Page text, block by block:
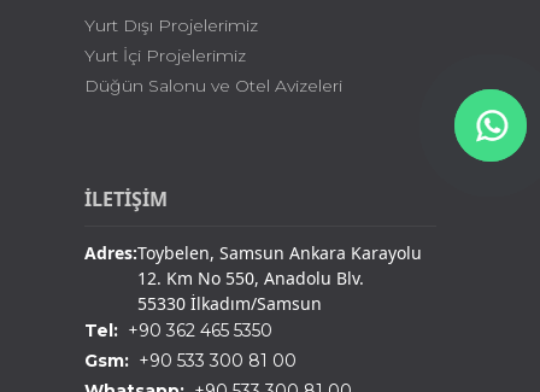
Yurt Dışı Projelerimiz
Yurt İçi Projelerimiz
Düğün Salonu ve Otel Avizeleri
İLETİŞİM
Adres:Toybelen, Samsun Ankara Karayolu
12. Km No 550, Anadolu Blv.
55330 İlkadım/Samsun
Tel: +90 362 465 5350
Gsm: +90 533 300 81 00